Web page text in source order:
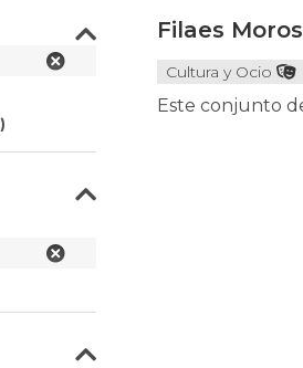
Filaes
Cultura y Ocio
Este conjunto